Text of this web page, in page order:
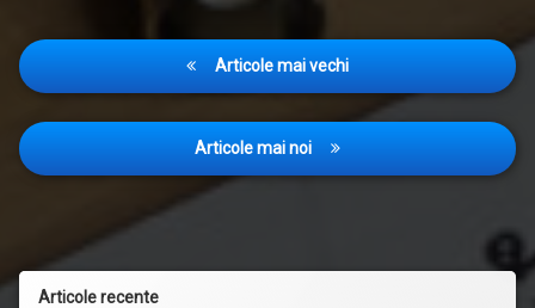
Navigare
în
articole
Articole mai vechi
Articole mai noi
Articole recente